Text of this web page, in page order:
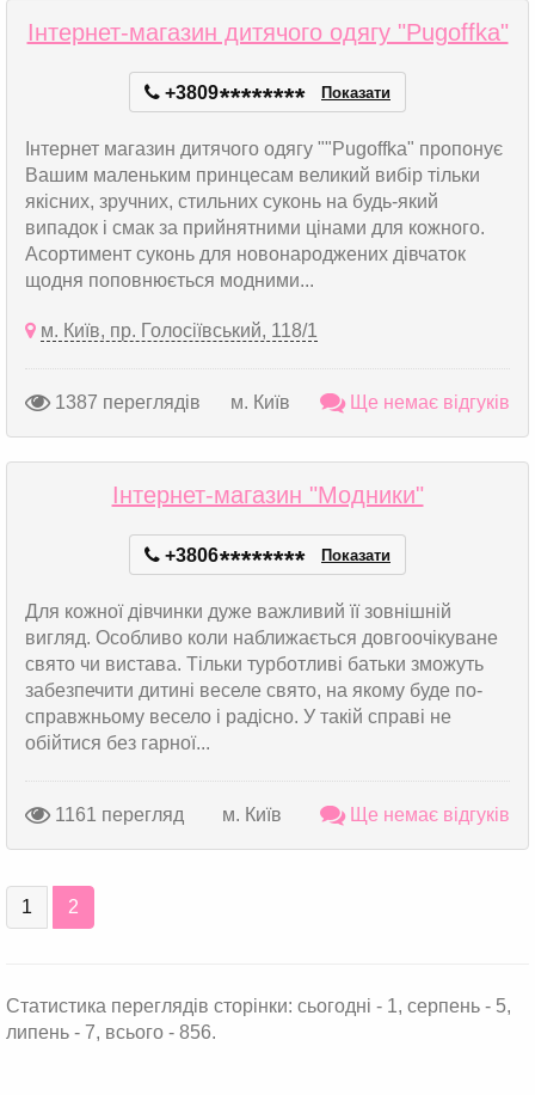
Інтернет-магазин дитячого одягу "Pugoffka"
+3809******** Показати
Інтернет магазин дитячого одягу ""Рugoffka" пропонує
Вашим маленьким принцесам великий вибір тільки
якісних, зручних, стильних суконь на будь-який
випадок і смак за прийнятними цінами для кожного.
Асортимент суконь для новонароджених дівчаток
щодня поповнюється модними...
м. Київ, пр. Голосіївський, 118/1
1387 переглядів м. Київ Ще немає відгуків
Інтернет-магазин "Модники"
+3806******** Показати
Для кожної дівчинки дуже важливий її зовнішній
вигляд. Особливо коли наближається довгоочікуване
свято чи вистава. Тільки турботливі батьки зможуть
забезпечити дитині веселе свято, на якому буде по-
справжньому весело і радісно. У такій справі не
обійтися без гарної...
1161 перегляд м. Київ Ще немає відгуків
1 2
Статистика переглядів сторінки: сьогодні - 1, серпень - 5,
липень - 7, всього - 856.